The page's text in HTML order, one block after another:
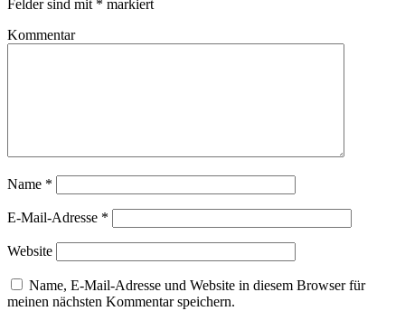
Felder sind mit * markiert
Kommentar
Name *
E-Mail-Adresse *
Website
Name, E-Mail-Adresse und Website in diesem Browser für
meinen nächsten Kommentar speichern.